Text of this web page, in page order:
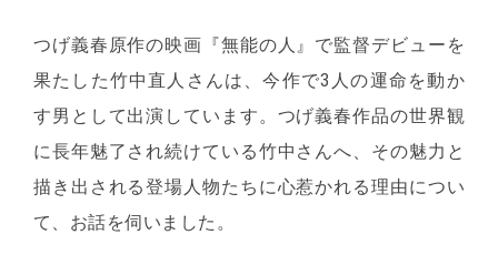
つげ義春原作の映画『無能の人』で監督デビューを
果たした竹中直人さんは、今作で3人の運命を動か
す男として出演しています。つげ義春作品の世界観
に長年魅了され続けている竹中さんへ、その魅力と
描き出される登場人物たちに心惹かれる理由につい
て、お話を伺いました。